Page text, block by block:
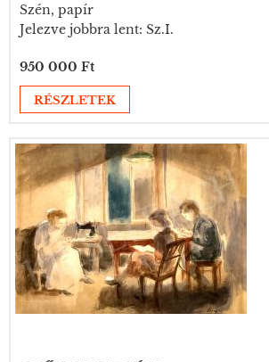
Szén, papír
Jelezve jobbra lent: Sz.I.
950 000 Ft
RÉSZLETEK